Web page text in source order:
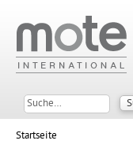
Startseite